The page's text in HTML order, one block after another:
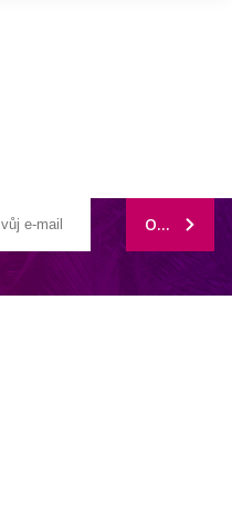
ODEBÍRAT